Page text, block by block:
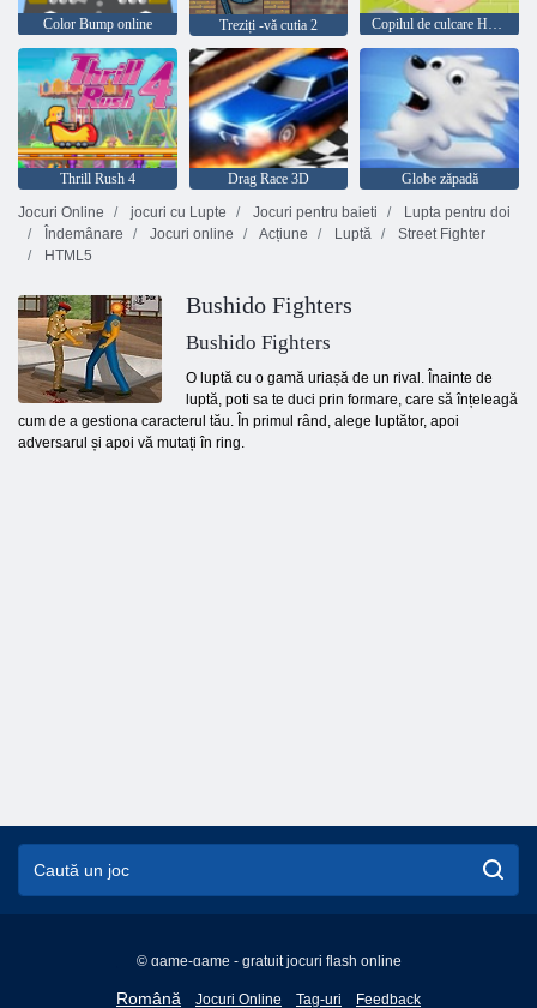
Color Bump online Treziți -vă cutia 2 Copilul de culcare Hazel
Thrill Rush 4 Drag Race 3D
Globe zăpadă
Jocuri Online
jocuri cu Lupte Jocuri pentru baieti
Lupta pentru doi
Îndemânare
Jocuri online Acțiune Luptă
Street Fighter
HTML5
Bushido Fighters
Bushido Fighters
O luptă cu o gamă uriașă de un rival. Înainte de
luptă, poti sa te duci prin formare, care să înțeleagă
cum de a gestiona caracterul tău. În primul rând, alege luptător, apoi
adversarul și apoi vă mutați în ring.
© game-game - gratuit jocuri flash online
Română
English
Jocuri Online Tag-uri Feedback